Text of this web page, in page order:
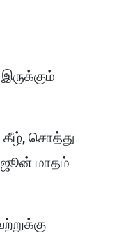
கீழ், சொத்து
ஜூன் மாதம்